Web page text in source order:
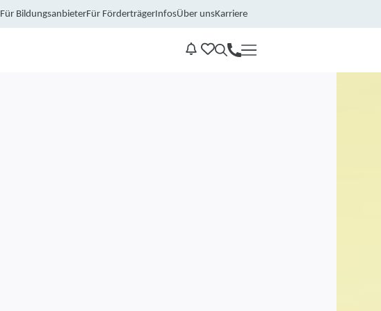
Für BildungsanbieterFür FörderträgerInfosÜber unsKarriere
Kontakt